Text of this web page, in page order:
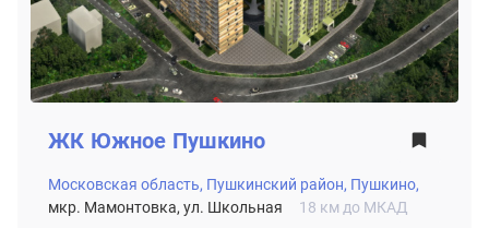
ЖК Южное Пушкино
Московская область, Пушкинский район, Пушкино,
мкр. Мамонтовка, ул. Школьная
18 км до МКАД